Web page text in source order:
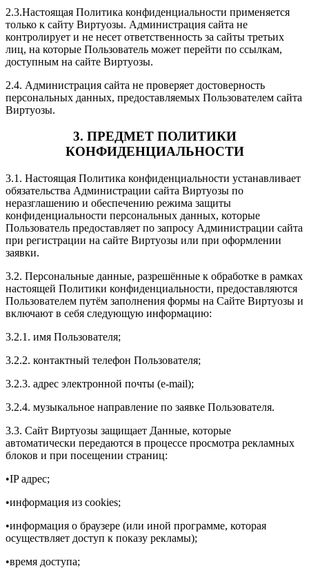
2.3.Настоящая Политика конфиденциальности применяется
только к сайту Виртуозы. Администрация сайта не
контролирует и не несет ответственность за сайты третьих
лиц, на которые Пользователь может перейти по ссылкам,
доступным на сайте Виртуозы.
2.4. Администрация сайта не проверяет достоверность
персональных данных, предоставляемых Пользователем сайта
Виртуозы.
3. ПРЕДМЕТ ПОЛИТИКИ
КОНФИДЕНЦИАЛЬНОСТИ
3.1. Настоящая Политика конфиденциальности устанавливает
обязательства Администрации сайта Виртуозы по
неразглашению и обеспечению режима защиты
конфиденциальности персональных данных, которые
Пользователь предоставляет по запросу Администрации сайта
при регистрации на сайте Виртуозы или при оформлении
заявки.
3.2. Персональные данные, разрешённые к обработке в рамках
настоящей Политики конфиденциальности, предоставляются
Пользователем путём заполнения формы на Сайте Виртуозы и
включают в себя следующую информацию:
3.2.1. имя Пользователя;
3.2.2. контактный телефон Пользователя;
3.2.3. адрес электронной почты (e-mail);
3.2.4. музыкальное направление по заявке Пользователя.
3.3. Сайт Виртуозы защищает Данные, которые
автоматически передаются в процессе просмотра рекламных
блоков и при посещении страниц:
•IP адрес;
•информация из cookies;
•информация о браузере (или иной программе, которая
осуществляет доступ к показу рекламы);
•время доступа;